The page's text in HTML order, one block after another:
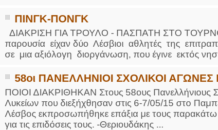
ΠΙΝΓΚ-ΠΟΝΓΚ
ΔΙΑΚΡΙΣΗ ΓΙΑ ΤΡΟΥΛΟ - ΠΑΣΠΑΤΗ ΣΤΟ
παρουσία είχαν δύο Λέσβιοι αθλητές της
σε μια αξιόλογη διοργάνωση, που έγινε εκτός
58οι ΠΑΝΕΛΛΗΝΙΟΙ ΣΧΟΛΙΚΟΙ
ΠΟΙΟΙ ΔΙΑΚΡΙΘΗΚΑΝ Στους 58ους Πανελλήνιους
Λυκείων που διεξήχθησαν στις 6-7/05/15 στο
Λέσβος εκπροσωπήθηκε επάξια με τους παρακάτω
για τις επιδόσεις τους. -Θεριουδάκης ...